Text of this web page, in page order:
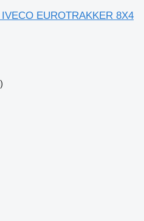
EUROTRAKKER 8X4